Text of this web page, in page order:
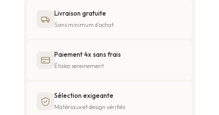
Livraison gratuite
Sans minimum d’achat
Paiement 4x sans frais
Étalez sereinement
Sélection exigeante
Matériaux et design vérifiés